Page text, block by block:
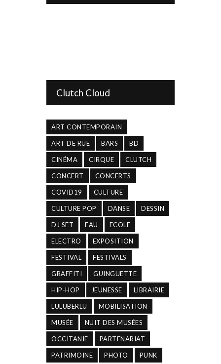
Clutch Cloud
ART CONTEMPORAIN
ART DE RUE BARS BD
CINÉMA CIRQUE CLUTCH
CONCERT CONCERTS
COVID19 CULTURE
CULTURE POP DANSE DESSIN
DJ SET EAU ECOLE
ELECTRO EXPOSITION
FESTIVAL FESTIVALS
GRAFFITI GUINGUETTE
HIP-HOP JEUNESSE LIBRAIRIE
LULUBERLU MOBILISATION
MUSÉE NUIT DES MUSÉES
OCCITANIE PARTENARIAT
PATRIMOINE PHOTO PUNK